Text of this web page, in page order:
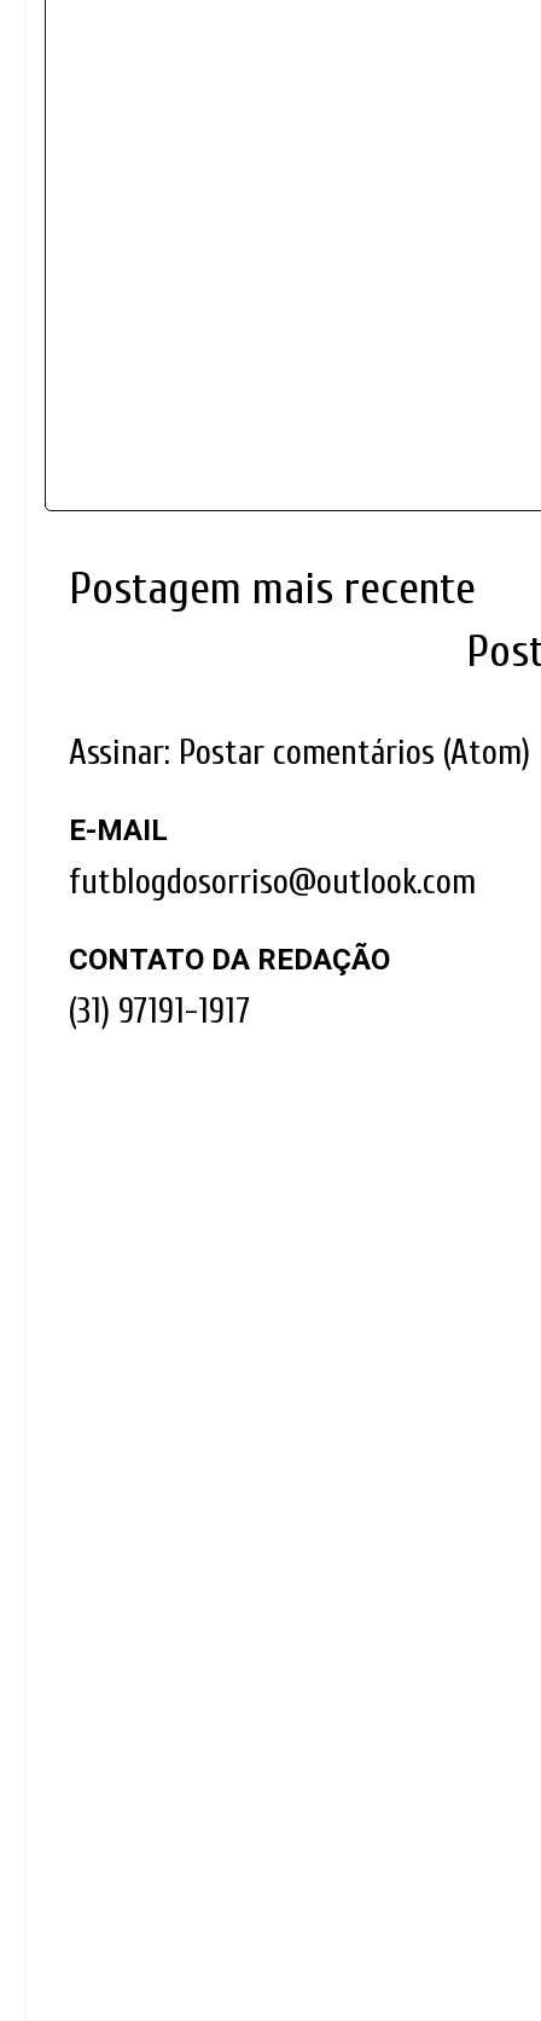
Postagem mais recente
Assinar: Postar comentários (Atom)
E-MAIL
futblogdosorriso@outlook.com
CONTATO DA REDAÇÃO
(31) 97191-1917